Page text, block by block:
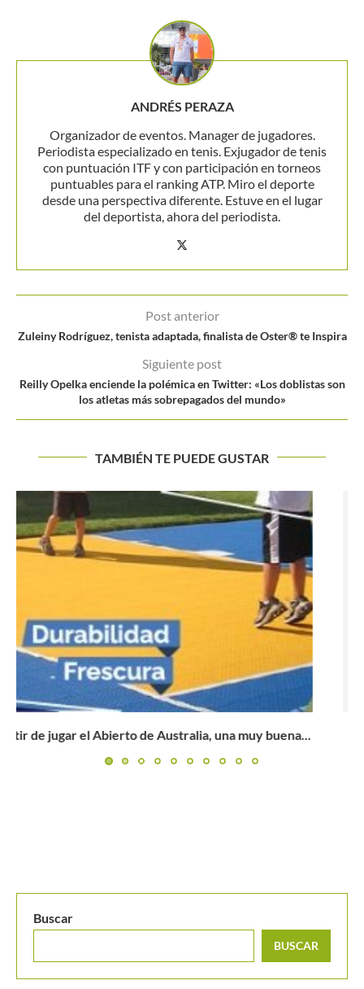
ANDRÉS PERAZA
Organizador de eventos. Manager de jugadores.
Periodista especializado en tenis. Exjugador de tenis
con puntuación ITF y con participación en torneos
puntuables para el ranking ATP. Miro el deporte
desde una perspectiva diferente. Estuve en el lugar
del deportista, ahora del periodista.
Post anterior
Zuleiny Rodríguez, tenista adaptada, finalista de Oster® te Inspira
Siguiente post
Reilly Opelka enciende la polémica en Twitter: «Los doblistas son
los atletas más sobrepagados del mundo»
TAMBIÉN TE PUEDE GUSTAR
Johan Rodríguez se alista para ponerle punto final a su...
Buscar
BUSCAR